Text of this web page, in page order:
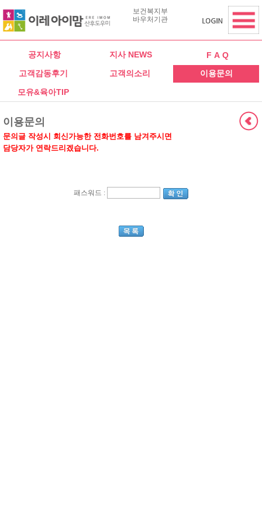
보건복지부
바우처기관
공지사항 지사 NEWS
F A Q
고객감동후기
고객의소리
이용문의
모유&육아TIP
이용문의
문의글 작성시 회신가능한 전화번호를 남겨주시면
담당자가 연락드리겠습니다.
패스워드 :